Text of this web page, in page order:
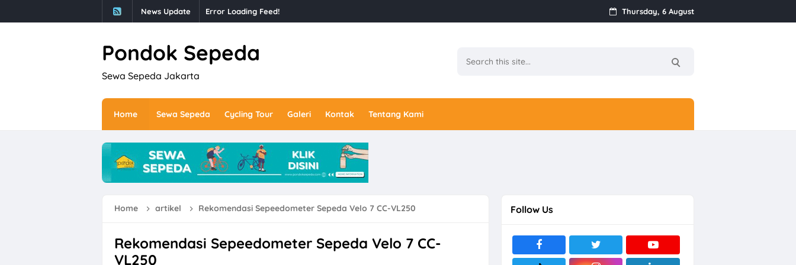
News Update Error Loading Feed! Thursday, 6 August
Pondok Sepeda
Sewa Sepeda Jakarta
Home Sewa Sepeda Cycling Tour Galeri Kontak Tentang Kami
Home artikel Rekomendasi Sepeedometer Sepeda Velo 7 CC-VL250
Rekomendasi Sepeedometer Sepeda Velo 7 CC-
VL250
Follow Us